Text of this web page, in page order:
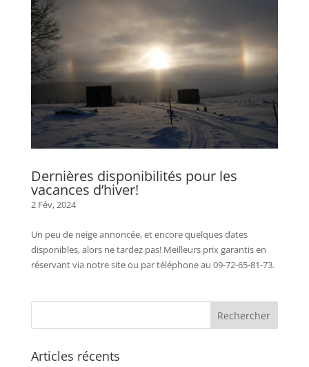
Dernières disponibilités pour les
vacances d’hiver!
2 Fév, 2024
Un peu de neige annoncée, et encore quelques dates
disponibles, alors ne tardez pas! Meilleurs prix garantis en
réservant via notre site ou par téléphone au 09-72-65-81-73.
Articles récents